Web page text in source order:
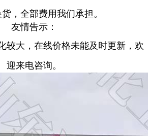
，全部费用我们承担。
友情告示：
较大，在线价格未能及时更新，欢
迎来电咨询。